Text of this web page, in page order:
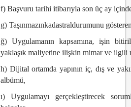
f) Başvuru tarihi itibarıyla son üç ay
g) Taşınmazınkadastraldurumunu
ğ) Uygulamanın kapsamına, işin
yaklaşık maliyetine ilişkin mimar ve ilgili
h) Dijital ortamda yapının iç, dış ve
albümü,
ı) Uygulamayı gerçekleştirecek